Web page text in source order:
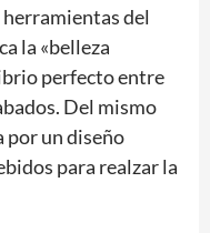
del
la «belleza
perfecto entre
Del mismo
por un diseño
para realzar la